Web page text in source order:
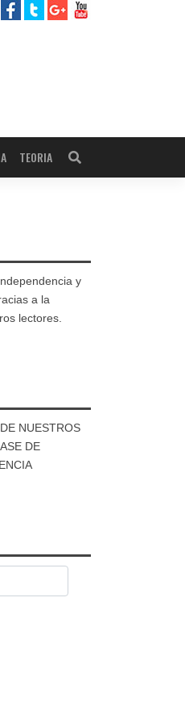
TEORIA
y
a la
lectores.
NUESTROS
DE